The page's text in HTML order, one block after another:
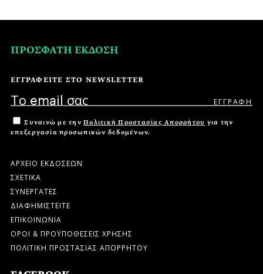
ΠΡΟΣΦΑΤΗ ΕΚΔΟΣΗ
ΕΓΓΡΑΦΕΙΤΕ ΣΤΟ NEWSLETTER
Συναινώ με την Πολιτική Προστασίας Απορρήτου για την
επεξεργασία προσωπικών δεδομένων.
ΑΡΧΕΙΟ ΕΚΔΟΣΕΩΝ
ΣΧΕΤΙΚΑ
ΣΥΝΕΡΓΑΤΕΣ
ΔΙΑΦΗΜΙΣΤΕΙΤΕ
ΕΠΙΚΟΙΝΩΝΙΑ
ΟΡΟΙ & ΠΡΟΫΠΟΘΕΣΕΙΣ ΧΡΗΣΗΣ
ΠΟΛΙΤΙΚΗ ΠΡΟΣΤΑΣΙΑΣ ΑΠΟΡΡΗΤΟΥ